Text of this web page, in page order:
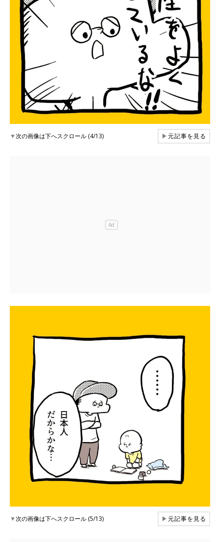
▼次の画像は下へスクロール (4/13) ▶元記事を見る
▼次の画像は下へスクロール (5/13) ▶元記事を見る